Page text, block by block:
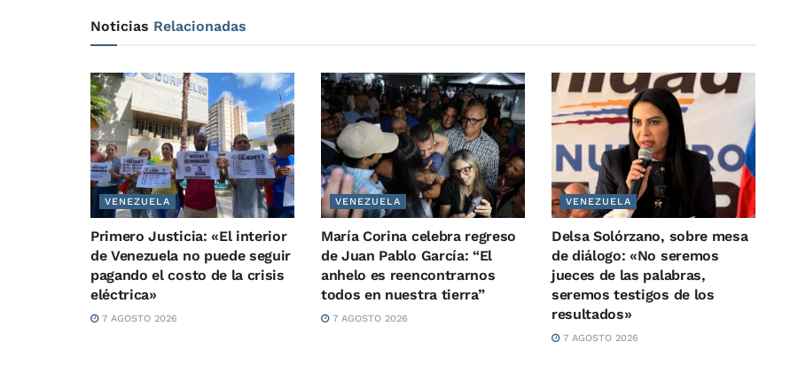
Noticias Relacionadas
VENEZUELA
Primero Justicia: «El interior
de Venezuela no puede seguir
pagando el costo de la crisis
eléctrica»
7 AGOSTO 2026
VENEZUELA
María Corina celebra regreso
de Juan Pablo García: “El
anhelo es reencontrarnos
todos en nuestra tierra”
7 AGOSTO 2026
VENEZUELA
Delsa Solórzano, sobre mesa
de diálogo: «No seremos
jueces de las palabras,
seremos testigos de los
resultados»
7 AGOSTO 2026